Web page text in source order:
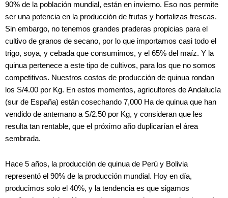
90% de la población mundial, están en invierno. Eso nos permite
ser una potencia en la producción de frutas y hortalizas frescas.
Sin embargo, no tenemos grandes praderas propicias para el
cultivo de granos de secano, por lo que importamos casi todo el
trigo, soya, y cebada que consumimos, y el 65% del maíz. Y la
quinua pertenece a este tipo de cultivos, para los que no somos
competitivos. Nuestros costos de producción de quinua rondan
los S/4.00 por Kg. En estos momentos, agricultores de Andalucía
(sur de España) están cosechando 7,000 Ha de quinua que han
vendido de antemano a S/2.50 por Kg, y consideran que les
resulta tan rentable, que el próximo año duplicarían el área
sembrada.
Hace 5 años, la producción de quinua de Perú y Bolivia
representó el 90% de la producción mundial. Hoy en día,
producimos solo el 40%, y la tendencia es que sigamos